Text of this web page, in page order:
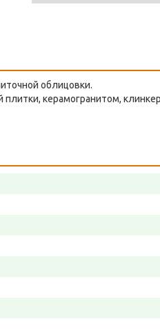
облицовки.
керамогранитом,